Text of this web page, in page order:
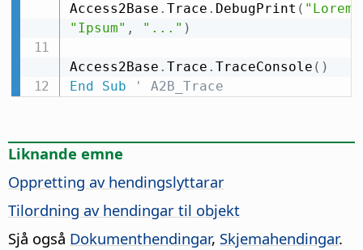
Access2Base . Trace . DebugPrint ( "Lorem"
"Ipsum" , "..." )
Access2Base . Trace . TraceConsole ( )
End
Sub ' A2B_Trace
Liknande emne
Oppretting av hendingslyttarar
Tilordning av hendingar til objekt
Sjå også Dokumenthendingar, Skjemahendingar.